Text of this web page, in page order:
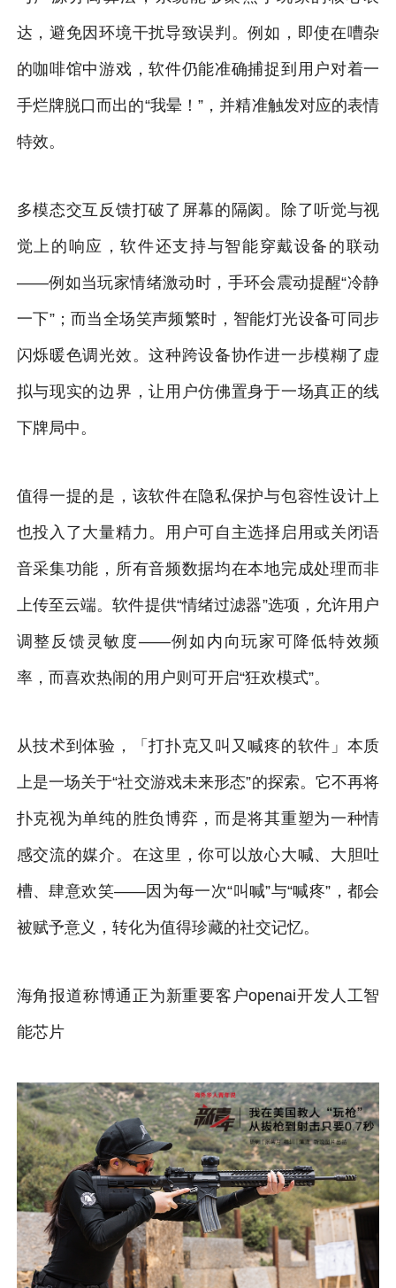
达，避免因环境干扰导致误判。例如，即使在嘈杂
的咖啡馆中游戏，软件仍能准确捕捉到用户对着一
手烂牌脱口而出的“我晕！”，并精准触发对应的表情
特效。
多模态交互反馈打破了屏幕的隔阂。除了听觉与视
觉上的响应，软件还支持与智能穿戴设备的联动
——例如当玩家情绪激动时，手环会震动提醒“冷静
一下”；而当全场笑声频繁时，智能灯光设备可同步
闪烁暖色调光效。这种跨设备协作进一步模糊了虚
拟与现实的边界，让用户仿佛置身于一场真正的线
下牌局中。
值得一提的是，该软件在隐私保护与包容性设计上
也投入了大量精力。用户可自主选择启用或关闭语
音采集功能，所有音频数据均在本地完成处理而非
上传至云端。软件提供“情绪过滤器”选项，允许用户
调整反馈灵敏度——例如内向玩家可降低特效频
率，而喜欢热闹的用户则可开启“狂欢模式”。
从技术到体验，「打扑克又叫又喊疼的软件」本质
上是一场关于“社交游戏未来形态”的探索。它不再将
扑克视为单纯的胜负博弈，而是将其重塑为一种情
感交流的媒介。在这里，你可以放心大喊、大胆吐
槽、肆意欢笑——因为每一次“叫喊”与“喊疼”，都会
被赋予意义，转化为值得珍藏的社交记忆。
海角报道称博通正为新重要客户openai开发人工智
能芯片